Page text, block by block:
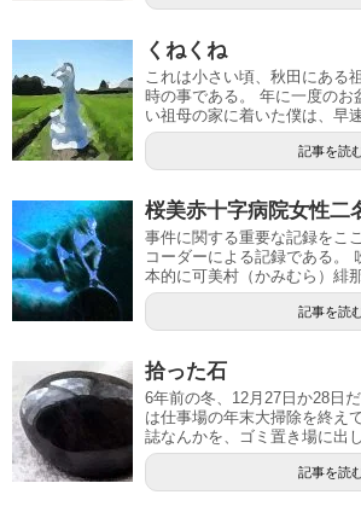
くねくね
これは小さい頃、秋田にある
時の事である。 年に一度のお
い祖母の家に着いた僕は、早
記事を読
桜美赤十字病院女性二
事件に関する重要な記録をこ
コーダーによる記録である。
本的に可美村（かみむら）緋
記事を読
拾った石
6年前の冬、12月27日か28日
は仕事場の年末大掃除を終え
誌なんかを、ゴミ置き場に出
記事を読